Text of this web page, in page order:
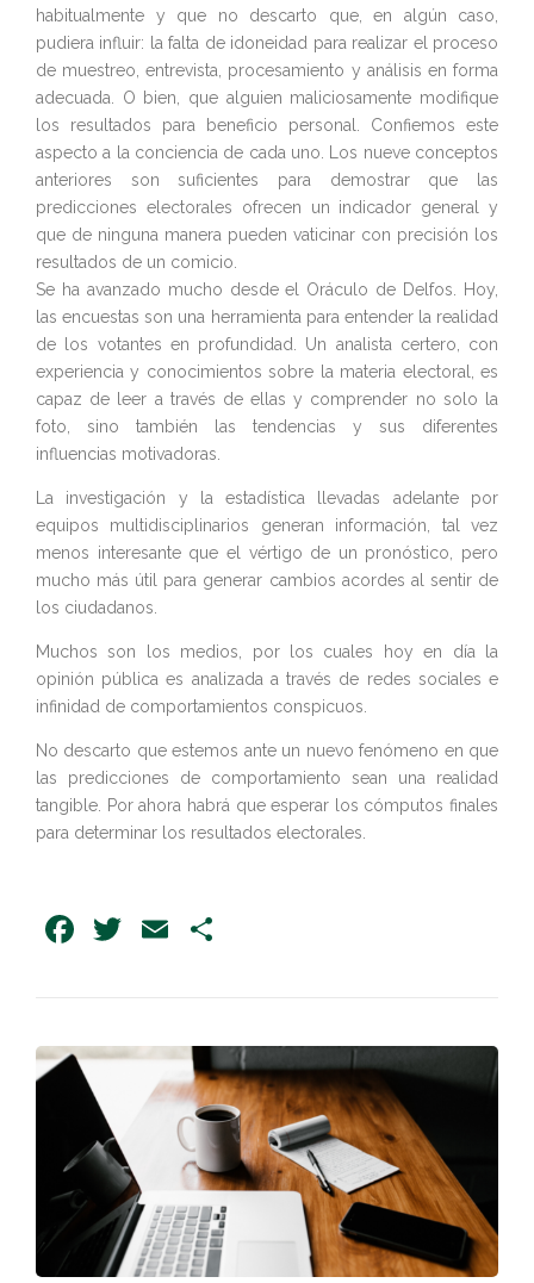
habitualmente y que no descarto que, en algún caso,
pudiera influir: la falta de idoneidad para realizar el proceso
de muestreo, entrevista, procesamiento y análisis en forma
adecuada. O bien, que alguien maliciosamente modifique
los resultados para beneficio personal. Confiemos este
aspecto a la conciencia de cada uno. Los nueve conceptos
anteriores son suficientes para demostrar que las
predicciones electorales ofrecen un indicador general y
que de ninguna manera pueden vaticinar con precisión los
resultados de un comicio.
Se ha avanzado mucho desde el Oráculo de Delfos. Hoy,
las encuestas son una herramienta para entender la realidad
de los votantes en profundidad. Un analista certero, con
experiencia y conocimientos sobre la materia electoral, es
capaz de leer a través de ellas y comprender no solo la
foto, sino también las tendencias y sus diferentes
influencias motivadoras.
La investigación y la estadística llevadas adelante por
equipos multidisciplinarios generan información, tal vez
menos interesante que el vértigo de un pronóstico, pero
mucho más útil para generar cambios acordes al sentir de
los ciudadanos.
Muchos son los medios, por los cuales hoy en día la
opinión pública es analizada a través de redes sociales e
infinidad de comportamientos conspicuos.
No descarto que estemos ante un nuevo fenómeno en que
las predicciones de comportamiento sean una realidad
tangible. Por ahora habrá que esperar los cómputos finales
para determinar los resultados electorales.
Facebook
Twitter
Email